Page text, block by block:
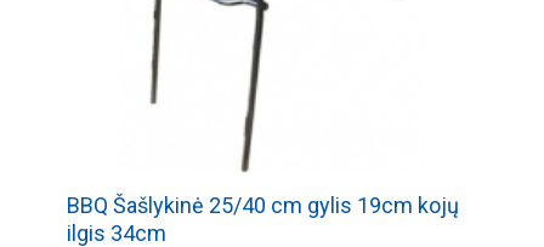
BBQ Šašlykinė 25/40 cm gylis 19cm kojų
ilgis 34cm